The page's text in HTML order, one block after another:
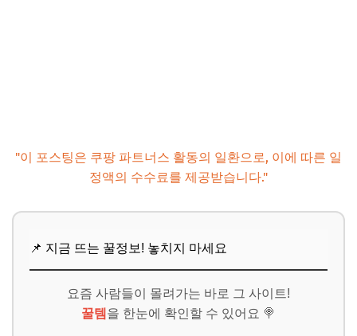
"이 포스팅은 쿠팡 파트너스 활동의 일환으로, 이에 따른 일
정액의 수수료를 제공받습니다."
📌 지금 뜨는 꿀정보! 놓치지 마세요
요즘 사람들이 몰려가는 바로 그 사이트!
꿀템 을 한눈에 확인할 수 있어요 🍭